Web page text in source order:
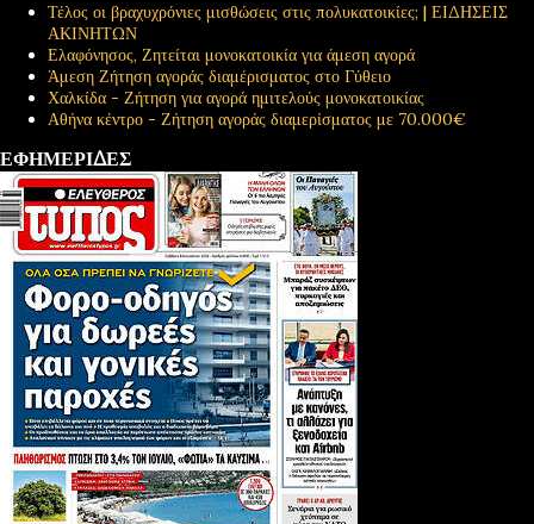
Τέλος οι βραχυχρόνιες μισθώσεις στις πολυκατοικίες; | ΕΙΔΗΣΕΙΣ
ΑΚΙΝΗΤΩΝ
Ελαφόνησος, Ζητείται μονοκατοικία για άμεση αγορά
Άμεση Ζήτηση αγοράς διαμέρισματος στο Γύθειο
Χαλκίδα - Ζήτηση για αγορά ημιτελούς μονοκατοικίας
Αθήνα κέντρο - Ζήτηση αγοράς διαμερίσματος με 70.000€
ΕΦΗΜΕΡΙΔΕΣ